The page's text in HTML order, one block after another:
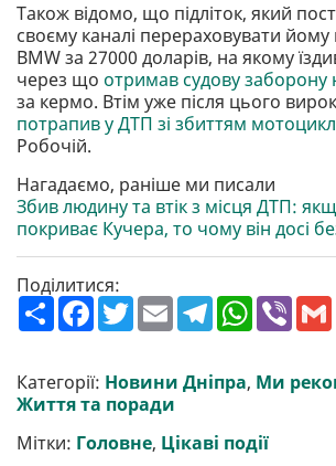
Також відомо, що підліток, який
своєму каналі перераховувати
BMW за 27000 доларів, на якому
через що отримав судову заборону
за кермо. Втім уже після цього
потрапив у ДТП зі збиттям
Робочій.
Нагадаємо, раніше ми писали
Збив людину та втік з місця ДТП:
покриває Кучера, то чому він досі
Поділитися:
П
о
р
и
т
F
a
b
o
o
T
w
t
e
r
E
m
l
T
e
g
r
m
W
h
s
A
p
V
r l
Категорії: Новини Дніпра, Ми
Життя та поради
Мітки: Головне, Цікаві події